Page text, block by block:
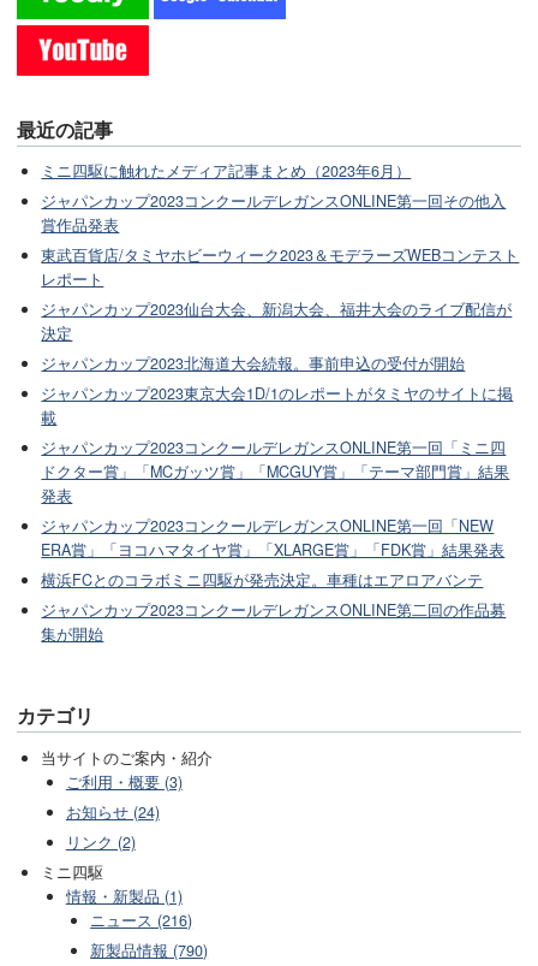
最近の記事
ミニ四駆に触れたメディア記事まとめ（2023年6月）
ジャパンカップ2023コンクールデレガンスONLINE第一回その他入
賞作品発表
東武百貨店/タミヤホビーウィーク2023＆モデラーズWEBコンテスト
レポート
ジャパンカップ2023仙台大会、新潟大会、福井大会のライブ配信が
決定
ジャパンカップ2023北海道大会続報。事前申込の受付が開始
ジャパンカップ2023東京大会1D/1のレポートがタミヤのサイトに掲
載
ジャパンカップ2023コンクールデレガンスONLINE第一回「ミニ四
ドクター賞」「MCガッツ賞」「MCGUY賞」「テーマ部門賞」結果
発表
ジャパンカップ2023コンクールデレガンスONLINE第一回「NEW
ERA賞」「ヨコハマタイヤ賞」「XLARGE賞」「FDK賞」結果発表
横浜FCとのコラボミニ四駆が発売決定。車種はエアロアバンテ
ジャパンカップ2023コンクールデレガンスONLINE第二回の作品募
集が開始
カテゴリ
当サイトのご案内・紹介
ご利用・概要 (3)
お知らせ (24)
リンク (2)
ミニ四駆
情報・新製品 (1)
ニュース (216)
新製品情報 (790)